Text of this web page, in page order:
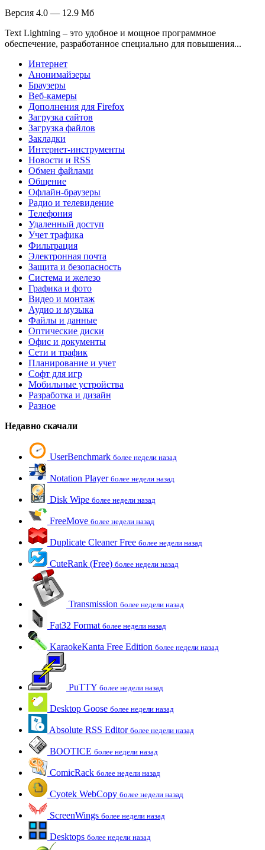
Версия 4.0 — 12.9 Мб
Text Lightning – это удобное и мощное программное
обеспечение, разработанное специально для повышения...
Интернет
Анонимайзеры
Браузеры
Веб-камеры
Дополнения для Firefox
Загрузка сайтов
Загрузка файлов
Закладки
Интернет-инструменты
Новости и RSS
Обмен файлами
Общение
Офлайн-браузеры
Радио и телевидение
Телефония
Удаленный доступ
Учет трафика
Фильтрация
Электронная почта
Защита и безопасность
Система и железо
Графика и фото
Видео и монтаж
Аудио и музыка
Файлы и данные
Оптические диски
Офис и документы
Сети и трафик
Планирование и учет
Софт для игр
Мобильные устройства
Разработка и дизайн
Разное
Недавно скачали
UserBenchmark более недели назад
Notation Player более недели назад
Disk Wipe более недели назад
FreeMove более недели назад
Duplicate Cleaner Free более недели назад
CuteRank (Free) более недели назад
Transmission более недели назад
Fat32 Format более недели назад
KaraokeKanta Free Edition более недели назад
PuTTY более недели назад
Desktop Goose более недели назад
Absolute RSS Editor более недели назад
BOOTICE более недели назад
ComicRack более недели назад
Cyotek WebCopy более недели назад
ScreenWings более недели назад
Desktops более недели назад